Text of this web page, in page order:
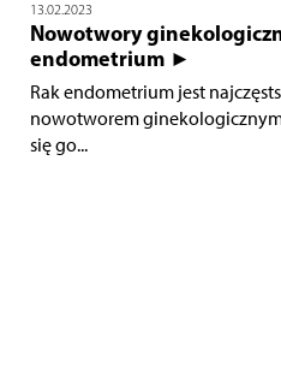
13.02.2023
Nowotwory
endometrium ►
Rak endometrium jest
nowotworem
się go...